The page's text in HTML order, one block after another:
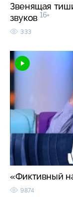
Звенящая
звуков 16+
333
«Фиктивный
9874